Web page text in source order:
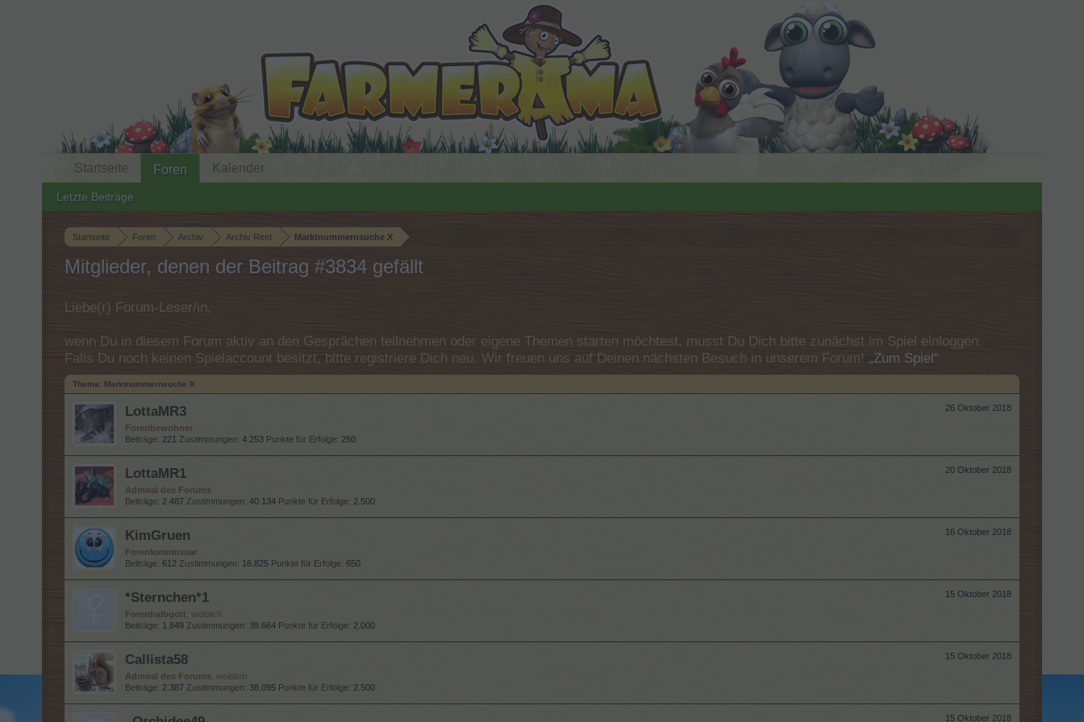
Startseite Foren Archiv Archiv Rest Marktnummernsuche X
Mitglieder, denen der Beitrag #3834 gefällt
Liebe(r) Forum-Leser/in,
wenn Du in diesem Forum aktiv an den Gesprächen teilnehmen oder eigene Themen starten möchtest, musst Du Dich bitte zunächst im Spiel einloggen.
Falls Du noch keinen Spielaccount besitzt, bitte registriere Dich neu. Wir freuen uns auf Deinen nächsten Besuch in unserem Forum! „Zum Spiel“
Thema: Marktnummernsuche X
26 Oktober 2018
LottaMR3
Forenbewohner
Beiträge: 221 Zustimmungen: 4.253 Punkte für Erfolge: 250
20 Oktober 2018
LottaMR1
Admiral des Forums
Beiträge: 2.487 Zustimmungen: 40.134 Punkte für Erfolge: 2.500
16 Oktober 2018
KimGruen
Forenkommissar
Beiträge: 612 Zustimmungen: 16.825 Punkte für Erfolge: 650
15 Oktober 2018
*Sternchen*1
Forenhalbgott , weiblich
Beiträge: 1.849 Zustimmungen: 39.664 Punkte für Erfolge: 2.000
15 Oktober 2018
Callista58
Admiral des Forums , weiblich
Beiträge: 2.387 Zustimmungen: 38.095 Punkte für Erfolge: 2.500
15 Oktober 2018
Startseite Foren
Letzte Beiträge
Kalender